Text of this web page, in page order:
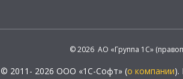
© 2026 АО «Группа 1С»
© 2011- 2026 ООО «1С-Софт» (о компании).